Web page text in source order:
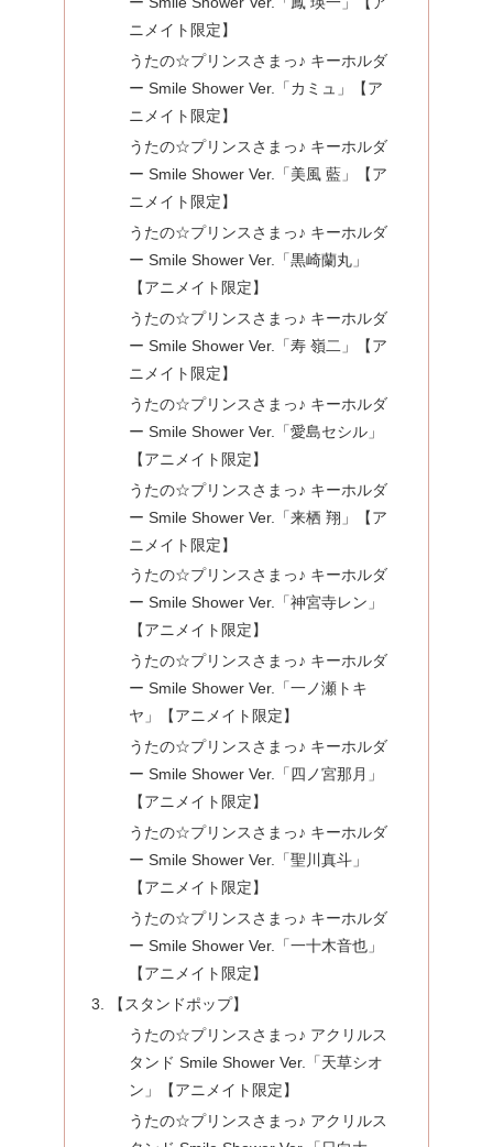
ニメイト限定】
うたの☆プリンスさまっ♪ キーホルダ
ー Smile Shower Ver.「カミュ」【ア
ニメイト限定】
うたの☆プリンスさまっ♪ キーホルダ
ー Smile Shower Ver.「美風 藍」【ア
ニメイト限定】
うたの☆プリンスさまっ♪ キーホルダ
ー Smile Shower Ver.「黒崎蘭丸」
【アニメイト限定】
うたの☆プリンスさまっ♪ キーホルダ
ー Smile Shower Ver.「寿 嶺二」【ア
ニメイト限定】
うたの☆プリンスさまっ♪ キーホルダ
ー Smile Shower Ver.「愛島セシル」
【アニメイト限定】
うたの☆プリンスさまっ♪ キーホルダ
ー Smile Shower Ver.「来栖 翔」【ア
ニメイト限定】
うたの☆プリンスさまっ♪ キーホルダ
ー Smile Shower Ver.「神宮寺レン」
【アニメイト限定】
うたの☆プリンスさまっ♪ キーホルダ
ー Smile Shower Ver.「一ノ瀬トキ
ヤ」【アニメイト限定】
うたの☆プリンスさまっ♪ キーホルダ
ー Smile Shower Ver.「四ノ宮那月」
【アニメイト限定】
うたの☆プリンスさまっ♪ キーホルダ
ー Smile Shower Ver.「聖川真斗」
【アニメイト限定】
うたの☆プリンスさまっ♪ キーホルダ
ー Smile Shower Ver.「一十木音也」
【アニメイト限定】
【スタンドポップ】
うたの☆プリンスさまっ♪ アクリルス
タンド Smile Shower Ver.「天草シオ
ン」【アニメイト限定】
うたの☆プリンスさまっ♪ アクリルス